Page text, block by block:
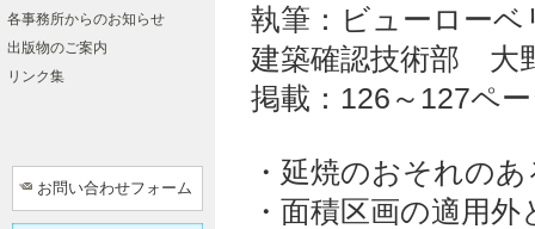
各事務所からのお知らせ
出版物のご案内
リンク集
お問い合わせフォーム
執筆：ビューロー
建築確認技術部 大
掲載：126～127ペ
・延焼のおそれの
・面積区画の適用外